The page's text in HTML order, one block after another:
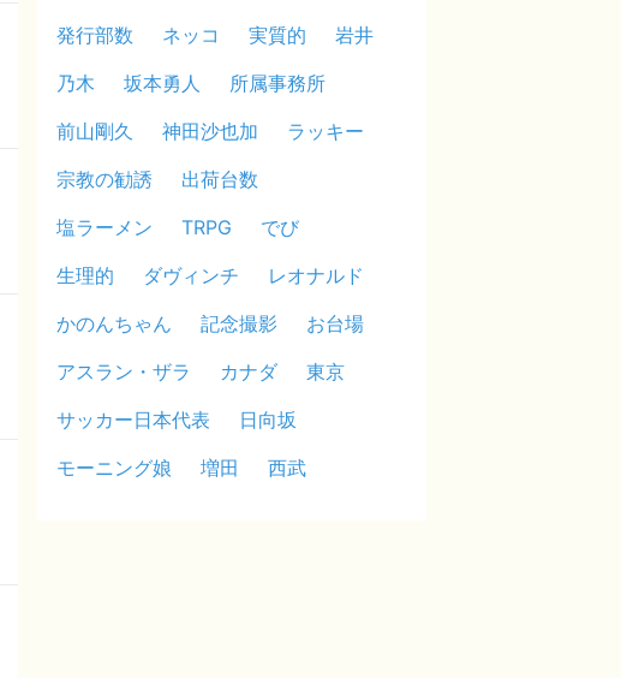
発行部数
ネッコ 実質的
岩井
乃木
坂本勇人
所属事務所
前山剛久
神田沙也加
ラッキー
宗教の勧誘
出荷台数
塩ラーメン
TRPG
でび
生理的
ダヴィンチ
レオナルド
かのんちゃん
記念撮影
お台場
アスラン・ザラ
カナダ
東京
サッカー日本代表
日向坂
モーニング娘
増田 西武